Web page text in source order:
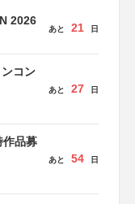
2026
あと 21 日
コン
あと 27 日
作品募
あと 54 日